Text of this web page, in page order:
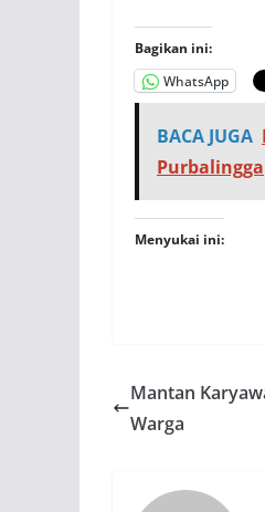
Bagikan ini:
WhatsApp
BACA JUGA
Purbalingga
Menyukai ini:
Mantan
Warga